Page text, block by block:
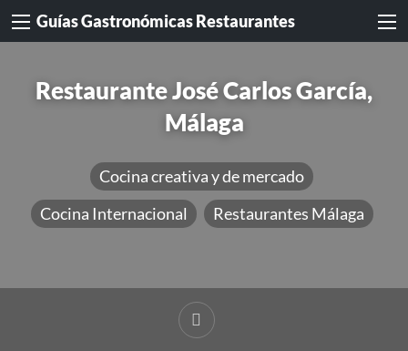
Guías Gastronómicas Restaurantes
Restaurante José Carlos García,
Málaga
Cocina creativa y de mercado
Cocina Internacional
Restaurantes Málaga